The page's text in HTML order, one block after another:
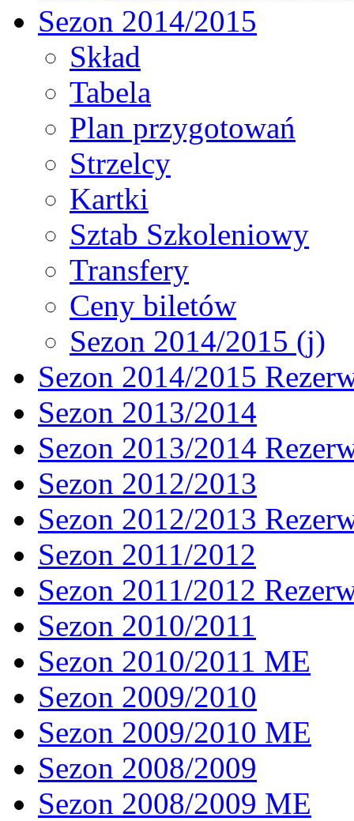
Sezon 2014/2015
Skład
Tabela
Plan przygotowań
Strzelcy
Kartki
Sztab Szkoleniowy
Transfery
Ceny biletów
Sezon 2014/2015 (j)
Sezon 2014/2015
Sezon 2013/2014
Sezon 2013/2014
Sezon 2012/2013
Sezon 2012/2013
Sezon 2011/2012
Sezon 2011/2012
Sezon 2010/2011
Sezon 2010/2011 ME
Sezon 2009/2010
Sezon 2009/2010 ME
Sezon 2008/2009
Sezon 2008/2009 ME